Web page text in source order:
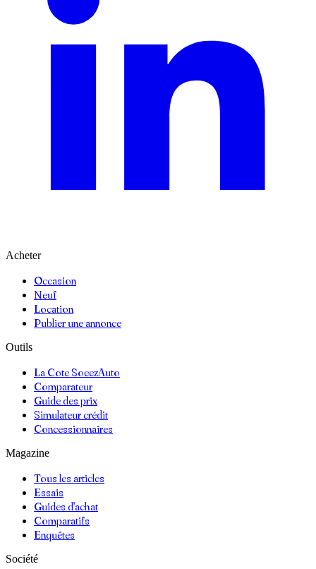
Acheter
Occasion
Neuf
Location
Publier une annonce
Outils
La Cote SoeezAuto
Comparateur
Guide des prix
Simulateur crédit
Concessionnaires
Magazine
Tous les articles
Essais
Guides d'achat
Comparatifs
Enquêtes
Société